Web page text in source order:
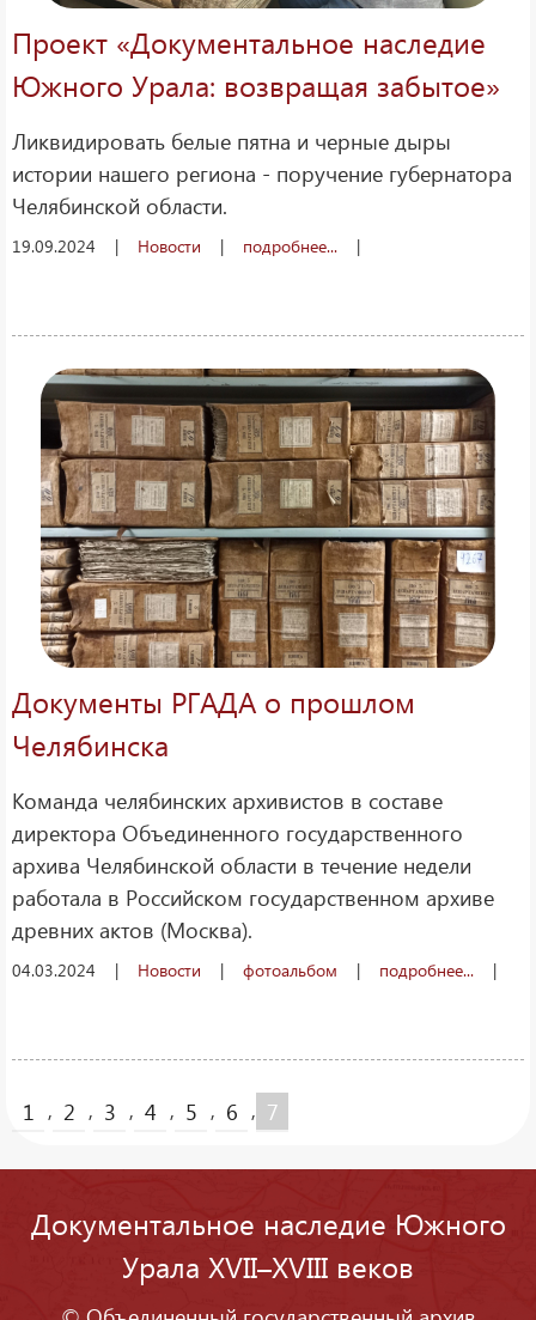
Проект «Документальное наследие
Южного Урала: возвращая забытое»
Ликвидировать белые пятна и черные дыры
истории нашего региона - поручение губернатора
Челябинской области.
19.09.2024 | Новости | подробнее... |
Документы РГАДА о прошлом
Челябинска
Команда челябинских архивистов в составе
директора Объединенного государственного
архива Челябинской области в течение недели
работала в Российском государственном архиве
древних актов (Москва).
04.03.2024 | Новости | фотоальбом | подробнее... |
1 , 2 , 3 , 4 , 5 , 6 , 7
Документальное наследие Южного
Урала XVII–XVIII веков